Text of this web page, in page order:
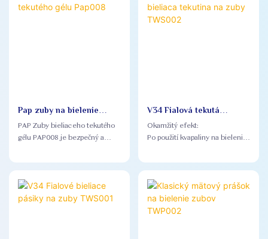
rôznych ľudí a dosiahnuť
zvyšuje jas vašich zubov
Pap zuby na bielenie
tekutého gélu Pap008
PAP Zuby bieliaceho tekutého
gélu PAP008 je bezpečný a
zubov doma. Táto biela vzorca
nielen zvyšuje jas zubov, ale
tiež pomáha propagovať čerstvý
dych
V34 Fialová tekutá
bieliaca tekutina na zuby
TWS002
Okamžitý efekt:
Po použití kvapaliny na bielenie
viditeľná okamžite bez čakania